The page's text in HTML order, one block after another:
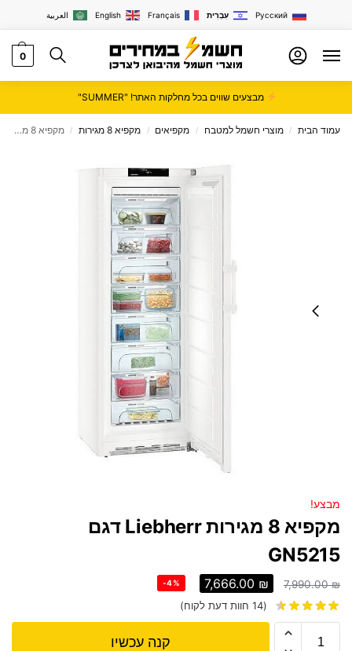
العربية English Français עִבְרִית Русский
0
מבצעים שווים בכל מחלקות האתר! "SUMMER"
עמוד הבית / מוצרי חשמל למטבח / מקפיאים / מקפיא 8 מגירות / מקפיא ‏8 ‏מגירות Liebherr דגם GN5215
מבצע!
מקפיא ‏8 ‏מגירות Liebherr דגם
GN5215
7,990.00₪
7,666.00 ₪
-4%
(
14 חוות דעת לקוח)
קנה עכשיו